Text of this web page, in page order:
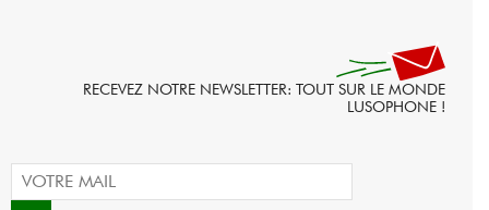
RECEVEZ NOTRE NEWSLETTER: TOUT SUR LE MONDE
LUSOPHONE !